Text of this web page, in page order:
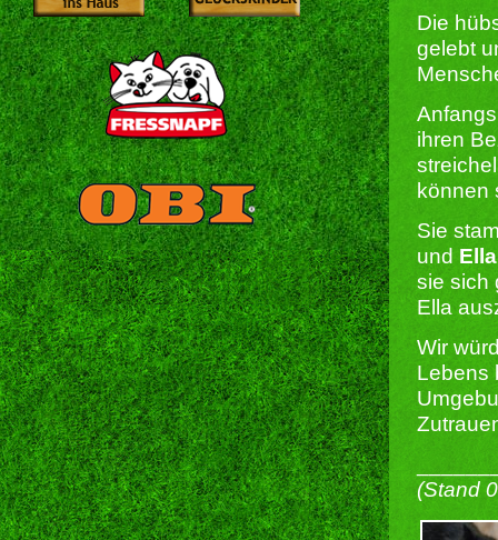
Die
gelebt
ihren
können
Sie
und Ella
sie sich
Ella
Wir
Lebens
(Stand